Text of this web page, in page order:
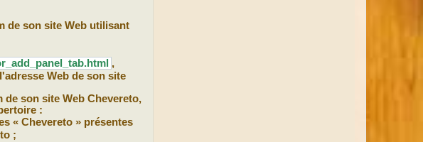
de son site Web utilisant
,
Web de son site
de son site Web Chevereto,
:
« Chevereto » présentes
;